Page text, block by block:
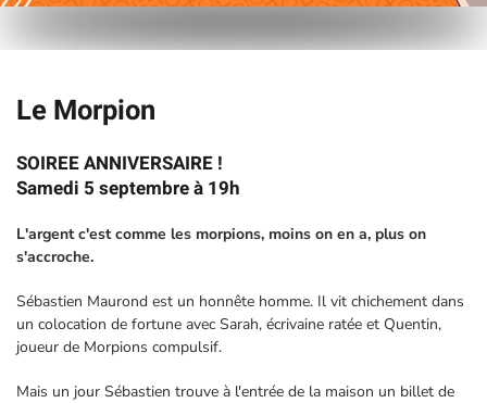
Le Morpion
SOIREE ANNIVERSAIRE !
Samedi 5 septembre à 19h
L'argent c'est comme les morpions, moins on en a, plus on
s'accroche.
Sébastien Maurond est un honnête homme. Il vit chichement dans
un colocation de fortune avec Sarah, écrivaine ratée et Quentin,
joueur de Morpions compulsif.
Mais un jour Sébastien trouve à l'entrée de la maison un billet de